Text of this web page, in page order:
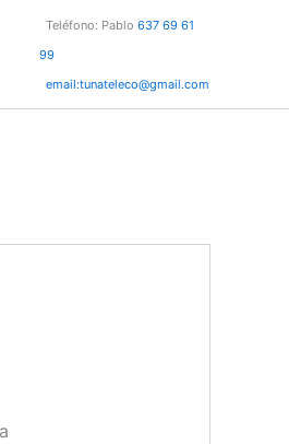
Teléfono: Pablo 637 69 61
99
email:tunateleco@gmail.com